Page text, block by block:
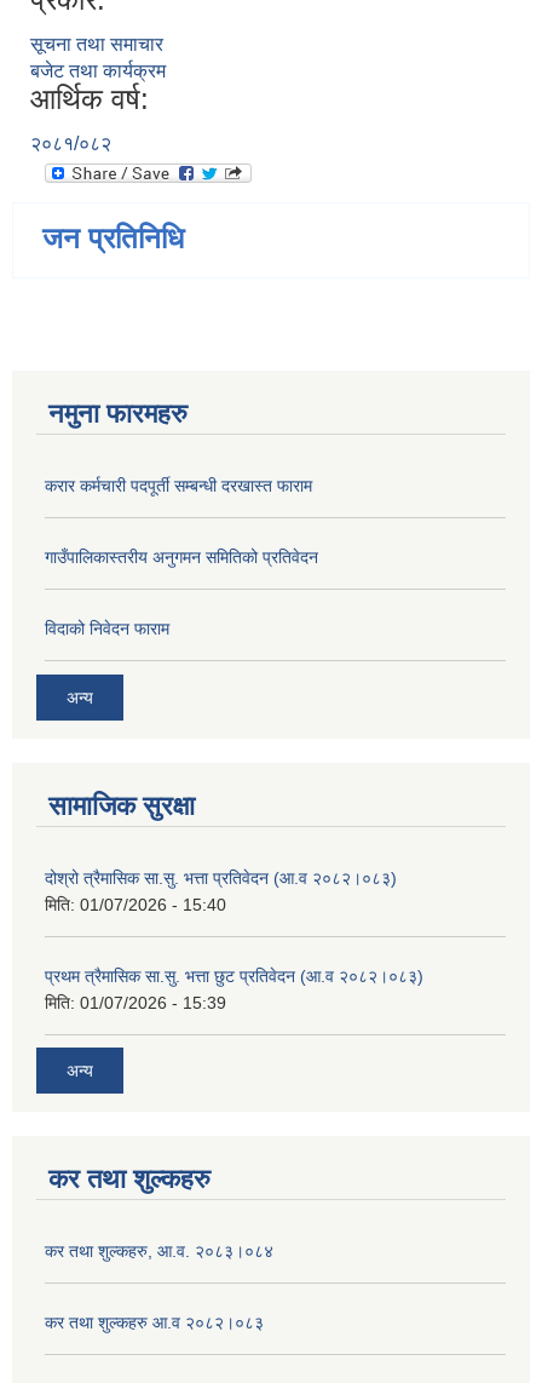
सूचना तथा समाचार
बजेट तथा कार्यक्रम
आर्थिक वर्ष:
२०८१/०८२
जन प्रतिनिधि
नमुना फारमहरु
करार कर्मचारी पदपूर्ती सम्बन्धी दरखास्त फाराम
गाउँपालिकास्तरीय अनुगमन समितिको प्रतिवेदन
विदाको निवेदन फाराम
अन्य
सामाजिक सुरक्षा
दोश्रो त्रैमासिक सा.सु. भत्ता प्रतिवेदन (आ.व २०८२।०८३)
मिति: 01/07/2026 - 15:40
प्रथम त्रैमासिक सा.सु. भत्ता छुट प्रतिवेदन (आ.व २०८२।०८३)
मिति: 01/07/2026 - 15:39
अन्य
कर तथा शुल्कहरु
कर तथा शुल्कहरु, आ.व. २०८३।०८४
कर तथा शुल्कहरु आ.व २०८२।०८३